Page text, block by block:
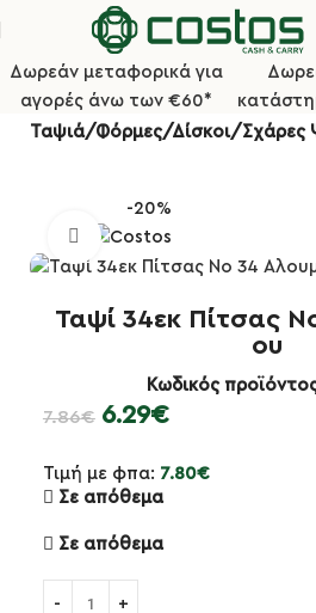
Δωρεάν μεταφορικά για
αγορές άνω των €60*
Αρχική σελίδα
Κουζίνα
Ταψιά/Φόρμες/Δίσκοι/Σχάρες
-20%
Κλικ για μεγέθυνση
Ταψί 34εκ Πίτσας
ου
Κωδικός
7.86€ 6.29€
Τιμή με φπα: 7.80€
Σε απόθεμα
Σε απόθεμα